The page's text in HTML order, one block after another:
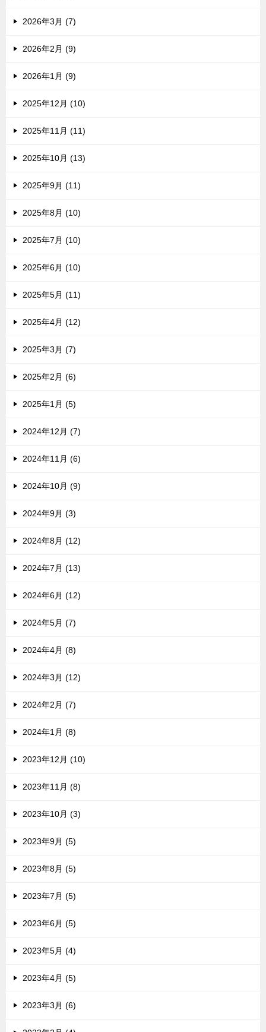
2026年3月 (7)
2026年2月 (9)
2026年1月 (9)
2025年12月 (10)
2025年11月 (11)
2025年10月 (13)
2025年9月 (11)
2025年8月 (10)
2025年7月 (10)
2025年6月 (10)
2025年5月 (11)
2025年4月 (12)
2025年3月 (7)
2025年2月 (6)
2025年1月 (5)
2024年12月 (7)
2024年11月 (6)
2024年10月 (9)
2024年9月 (3)
2024年8月 (12)
2024年7月 (13)
2024年6月 (12)
2024年5月 (7)
2024年4月 (8)
2024年3月 (12)
2024年2月 (7)
2024年1月 (8)
2023年12月 (10)
2023年11月 (8)
2023年10月 (3)
2023年9月 (5)
2023年8月 (5)
2023年7月 (5)
2023年6月 (5)
2023年5月 (4)
2023年4月 (5)
2023年3月 (6)